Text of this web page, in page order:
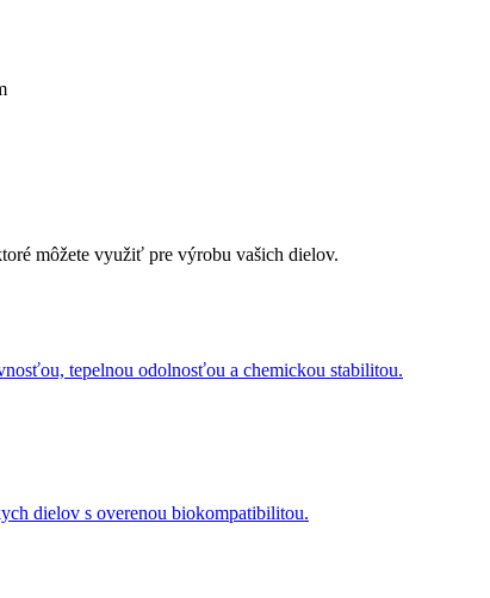
môžete využiť pre výrobu vašich dielov.
tepelnou odolnosťou a chemickou stabilitou.
dielov s overenou biokompatibilitou.